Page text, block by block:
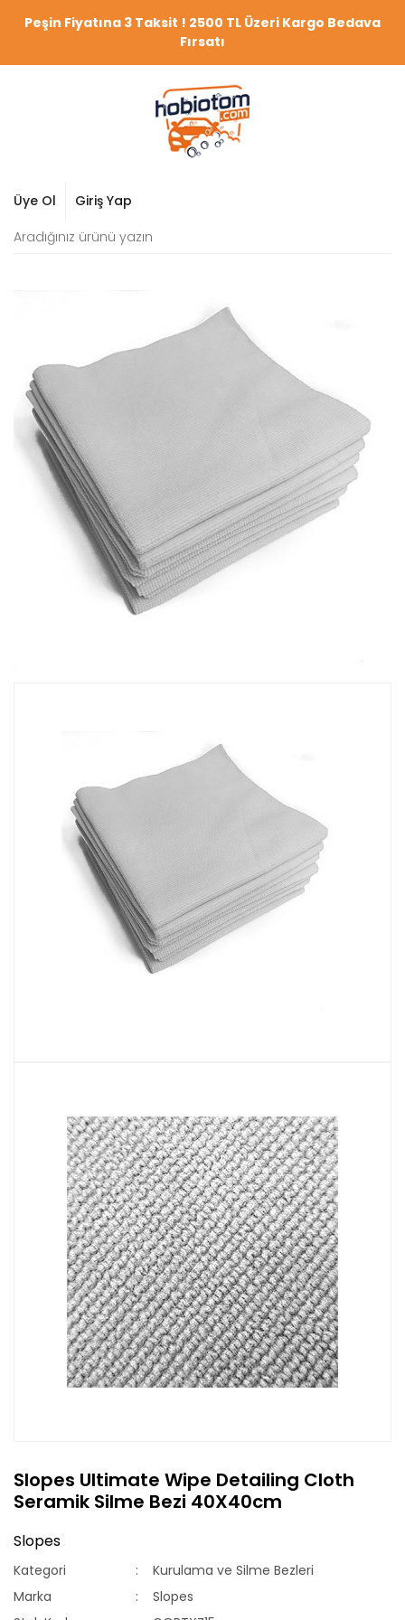
Peşin Fiyatına 3 Taksit ! 2500 TL Üzeri Kargo Bedava
Fırsatı
Üye Ol Giriş Yap
Slopes Ultimate Wipe Detailing Cloth
Seramik Silme Bezi 40X40cm
Slopes
Kategori
Kurulama ve Silme Bezleri
Marka
Slopes